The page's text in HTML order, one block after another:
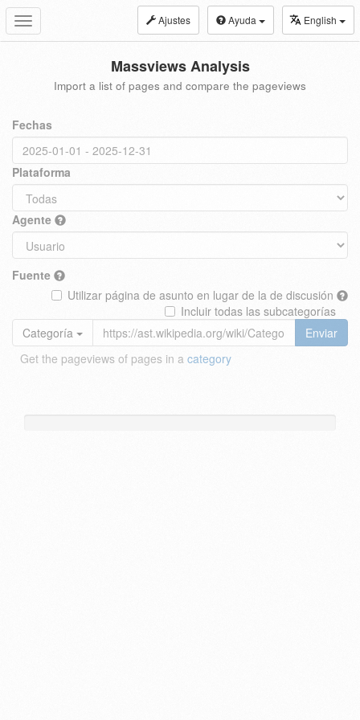
Toggle
navigation
Ajustes Ayuda English
Massviews Analysis
Import a list of pages and compare the pageviews
Fechas
Plataforma
Agente
Fuente
Utilizar página de asunto en lugar de la de discusión
Incluir todas las subcategorías
Categoría
Enviar
Get the pageviews of pages in a category